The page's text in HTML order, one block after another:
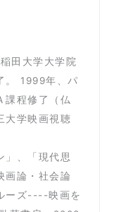
田大学大学院
。 1999年、パ
課程修了（仏
大学映画視聴
」、「現代思
画論・社会論
ーズ----映画を